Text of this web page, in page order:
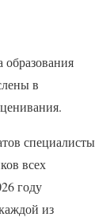
образования
в
специалисты
всех
году
из